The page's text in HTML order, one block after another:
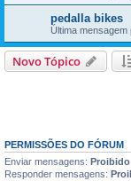
pedalla bikes
Última mensagem
Novo Tópico
PERMISSÕES DO FÓRUM
Enviar mensagens: Proibido
Responder mensagens: